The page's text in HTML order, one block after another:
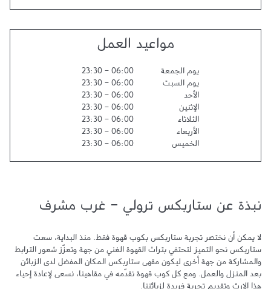
مواعيد العمل
يوم الجمعة 06:00
-
23:30
يوم السبت
06:00
-
23:30
الأحد
06:00
-
23:30
الإثنين
06:00
-
23:30
الثلاثاء
06:00
-
23:30
الأربعاء
06:00
-
23:30
الخميس
06:00
-
23:30
نبذة عن ستاربكس ترولي - غرب مشرف